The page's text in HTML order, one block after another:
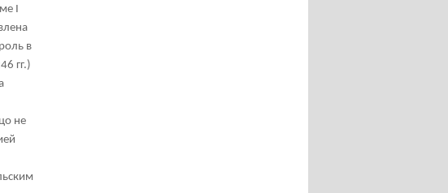
I
в
гг.)
не